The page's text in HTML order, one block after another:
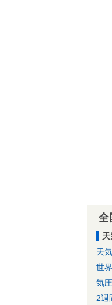
全
天
世
気
2週